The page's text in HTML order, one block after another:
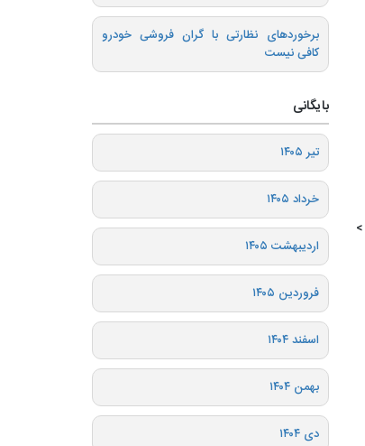
برخوردهای نظارتی با گران فروشی خودرو
کافی نیست
بایگانی
تیر ۱۴۰۵
خرداد ۱۴۰۵
اردیبهشت ۱۴۰۵
فروردین ۱۴۰۵
اسفند ۱۴۰۴
بهمن ۱۴۰۴
دی ۱۴۰۴